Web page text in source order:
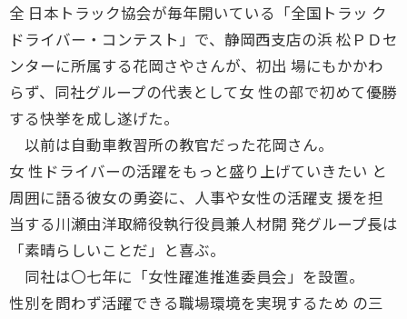
全 日本トラック協会が毎年開いている「全国トラッ ク
ドライバー・コンテスト」で、静岡西支店の浜 松ＰＤセ
ンターに所属する花岡さやさんが、初出 場にもかかわ
らず、同社グループの代表として女 性の部で初めて優勝
する快挙を成し遂げた。
以前は自動車教習所の教官だった花岡さん。
女 性ドライバーの活躍をもっと盛り上げていきたい と
周囲に語る彼女の勇姿に、人事や女性の活躍支 援を担
当する川瀬由洋取締役執行役員兼人材開 発グループ長は
「素晴らしいことだ」と喜ぶ。
同社は〇七年に「女性躍進推進委員会」を設置。
性別を問わず活躍できる職場環境を実現するため の三